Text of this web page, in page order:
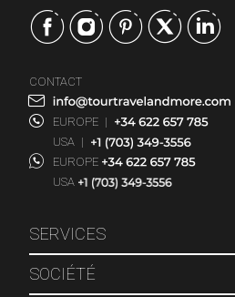
SERVICES
SOCIÉTÉ
CONTACT
EUROPE |
USA |
EUROPE
USA